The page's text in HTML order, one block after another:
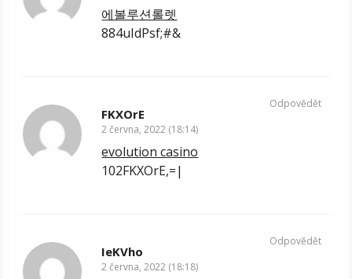
에볼루션롤렛
884uIdPsf;#&
FKXOrE
2 června, 2022 (18:14)
evolution casino
102FKXOrE,=|
Odpovědět
IeKVho
2 června, 2022 (18:18)
Odpovědět